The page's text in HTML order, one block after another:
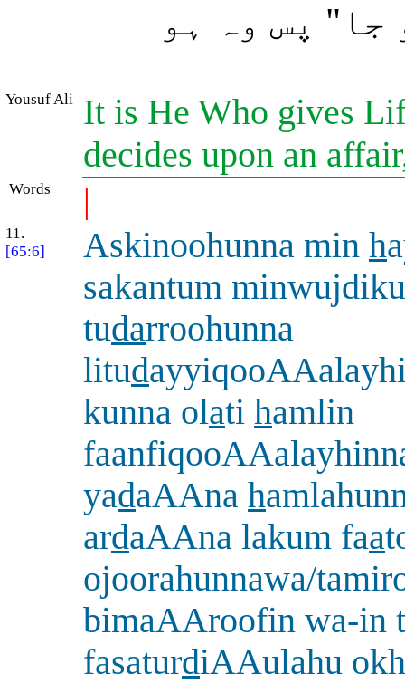
جا" پس وہ ہو
Yousuf Ali
It is He Who gives
decides upon an
Words |
11.
[65:6]
Askinoohunna min h
sakantum
tudarroohunna
litud
kunna olati hamlin
yadaAAna h
ardaAAna lakum faa
ojoorahunnawa/
bimaAAroofin wa-in
fasaturdiAAulahu